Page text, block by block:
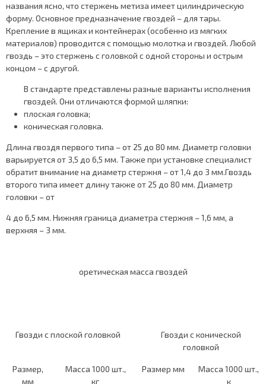
названия ясно, что стержень метиза имеет цилиндрическую
форму. Основное предназначение гвоздей – для тары.
Крепление в ящиках и контейнерах (особенно из мягких
материалов) проводится с помощью молотка и гвоздей. Любой
гвоздь – это стержень с головкой с одной стороны и острым
концом – с другой.
В стандарте представлены разные варианты исполнения
гвоздей. Они отличаются формой шляпки:
плоская головка;
коническая головка.
Длина гвоздя первого типа – от 25 до 80 мм. Диаметр головки
варьируется от 3,5 до 6,5 мм. Также при установке специалист
обратит внимание на диаметр стержня – от 1,4 до 3 мм.Гвоздь
второго типа имеет длину также от 25 до 80 мм. Диаметр
головки – от
4 до 6,5 мм. Нижняя граница диаметра стержня – 1,6 мм, а
верхняя – 3 мм.
оретическая масса гвоздей
Гвозди с плоской головкой
Гвозди с конической
головкой
Размер,
мм
Масса 1000 шт.,
кг
Размер мм
Масса 1000 шт.,
к